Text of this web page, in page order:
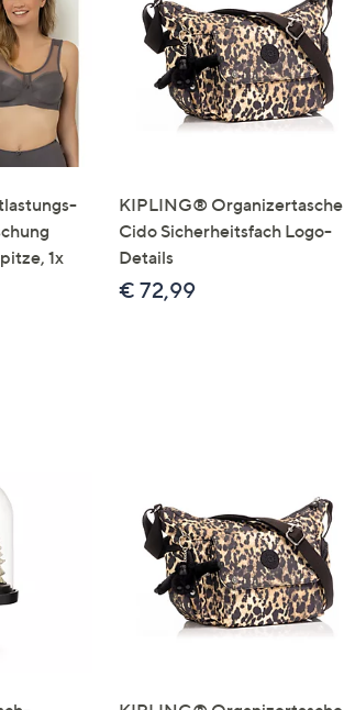
1x
KIPLING® Organizertasche
Cido Sicherheitsfach Logo-
Details
€ 72,99